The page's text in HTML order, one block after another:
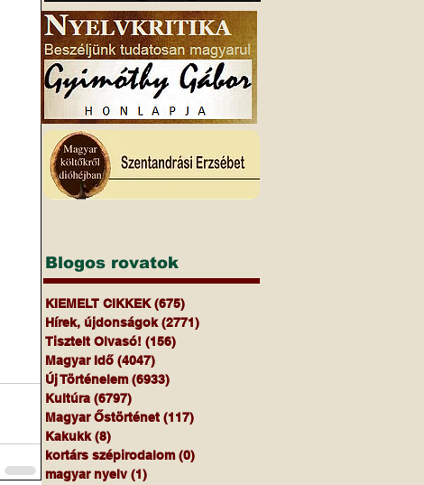
Blogos rovatok
KIEMELT CIKKEK (675)
Hírek, újdonságok (2771)
Tisztelt Olvasó! (156)
Magyar Idő (4047)
Új Történelem (6933)
Kultúra (6797)
Magyar Őstörténet (117)
Kakukk (8)
kortárs szépirodalom (0)
magyar nyelv (1)